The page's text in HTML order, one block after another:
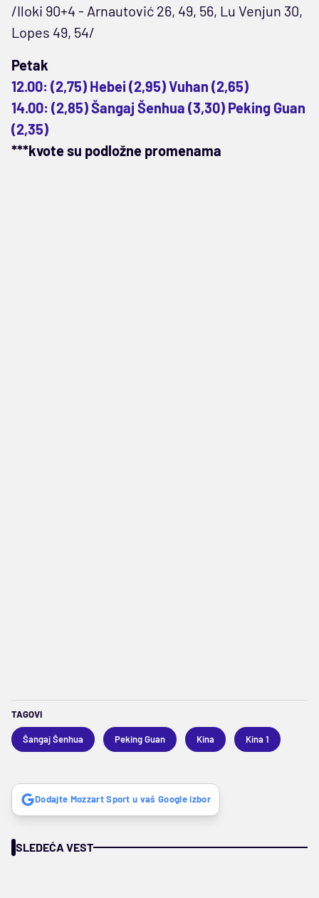
/Iloki 90+4 - Arnautović 26, 49, 56, Lu Venjun 30,
Lopes 49, 54/
Petak
12.00: (2,75) Hebei (2,95) Vuhan (2,65)
14.00: (2,85) Šangaj Šenhua (3,30) Peking Guan
(2,35)
***kvote su podložne promenama
TAGOVI
Šangaj Šenhua Peking Guan Kina Kina 1
Dodajte Mozzart Sport u vaš Google izbor
SLEDEĆA VEST